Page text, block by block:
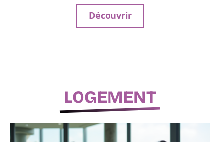
Découvrir
LOGEMENT